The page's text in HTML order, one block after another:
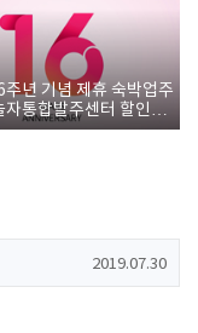
주년 기념 제휴 숙박업주
자통합발주센터 할인쿠
2019.07.30